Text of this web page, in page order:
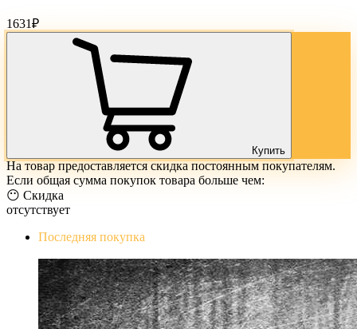
1631₽
Купить
На товар предоставляется скидка постоянным покупателям.
Если общая сумма покупок товара больше чем:
😶 Скидка
отсутствует
Последняя покупка